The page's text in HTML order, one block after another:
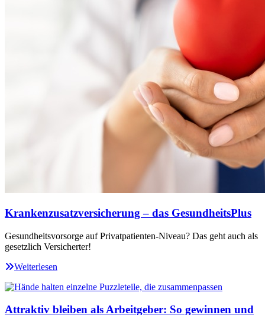
Krankenzusatzversicherung – das GesundheitsPlus
Gesundheitsvorsorge auf Privatpatienten-Niveau? Das geht auch als
gesetzlich Versicherter!
Weiterlesen
Attraktiv bleiben als Arbeitgeber: So gewinnen und